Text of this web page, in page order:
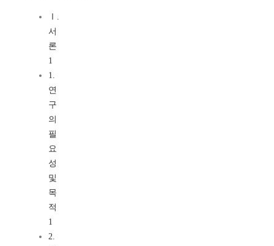
Ⅰ.
서
론
1
1.
연
구
의
필
요
성
및
목
적
1
2.